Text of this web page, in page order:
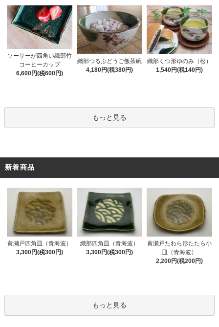
ソーサーが四角い織部竹
コーヒーカップ
6,600円(税600円)
織部つるぶどうご飯茶碗
4,180円(税380円)
織部くつ形ゆのみ（松）
1,540円(税140円)
もっと見る
新着商品
黄瀬戸四角皿（青海波）
3,300円(税300円)
織部四角皿（青海波）
3,300円(税300円)
黄瀬戸たわら形たたら小
皿（青海波）
2,200円(税200円)
もっと見る